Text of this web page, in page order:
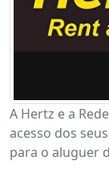
A Hertz e a
acesso dos
para o aluguer